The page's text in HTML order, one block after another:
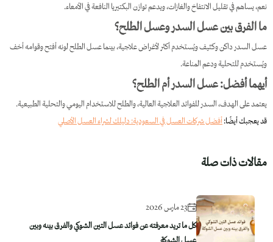
نعم، يساهم في تقليل الانتفاخ والغازات، ويدعم توازن البكتيريا النافعة في الأمعاء.
ما الفرق بين عسل السدر وعسل الطلح؟
عسل السدر داكن وكثيف ويُستخدم أكثر لأغراض علاجية، بينما عسل الطلح لونه أفتح وقوامه أخف
ويُستخدم للتحلية ودعم المناعة.
أيهما أفضل: عسل السدر أم الطلح؟
يعتمد على الهدف، السدر للفوائد العلاجية العالية، والطلح للاستخدام اليومي والتحلية الطبيعية.
قد يعجبك أيضًا:أفضل شركات العسل في السعودية: دليلك لشراء العسل الأصلي
مقالات ذات صلة
23 مارس 2026
كل ما تريد معرفته عن فوائد عسل التين الشوكي والفرق بينه وبين
عسل الشوكة